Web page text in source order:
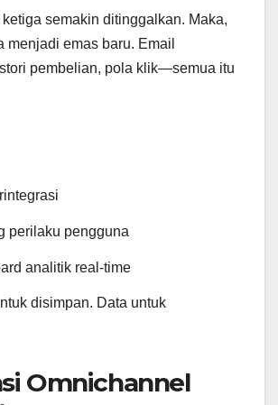
semakin ditinggalkan. Maka,
menjadi emas baru. Email
pembelian, pola klik—semua itu
perilaku pengguna
analitik real-time
disimpan. Data untuk
Omnichannel